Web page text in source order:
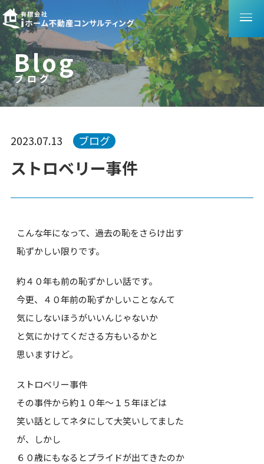
Blog
ブログ
ブログ
ストロベリー事件
2023.07.13 ブログ
こんな年になって、過去の恥をさらけ出す
恥ずかしい限りです。
約４０年も前の恥ずかしい話です。
今更、４０年前の恥ずかしいことなんて
気にしないほうがいいんじゃないか
と気にかけてくださる方もいるかと
思いますけど。
ストロベリー事件
その事件から約１０年～１５年ほどは
笑い話としてネタにして大笑いしてました
が、しかし
６０歳にもなるとプライドが出てきたのか